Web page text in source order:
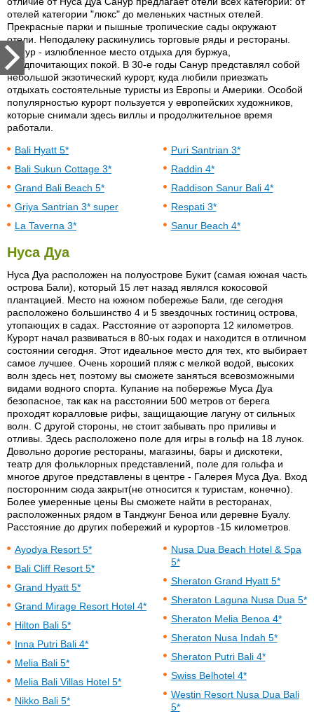
отелей категории "люкс" до меленьких частных отелей.
Прекрасные парки и пышные тропические сады окружают
отели. Неподалеку раскинулись торговые ряды и рестораны.
Санур - излюбленное место отдыха для буржуа,
предпочитающих покой. В 30-е годы Санур представлял собой
небольшой экзотический курорт, куда любили приезжать
отдыхать состоятельные туристы из Европы и Америки. Особой
популярностью курорт пользуется у европейских художников,
которые снимали здесь виллы и продолжительное время
работали.
Bali Hyatt 5*
Bali Sukun Cottage 3*
Grand Bali Beach 5*
Griya Santrian 3* super
La Taverna 3*
Puri Santrian 3*
Raddin 4*
Raddison Sanur Bali 4*
Respati 3*
Sanur Beach 4*
Нуса Дуа
Нуса Дуа расположен на полуострове Букит (самая южная часть
острова Бали), который 15 лет назад являлся кокосовой
плантацией. Место на южном побережье Бали, где сегодня
расположено большинство 4 и 5 звездочных гостиниц острова,
утопающих в садах. Расстояние от аэропорта 12 километров.
Курорт начал развиваться в 80-ых годах и находится в отличном
состоянии сегодня. Этот идеальное место для тех, кто выбирает
самое лучшее. Очень хороший пляж с мелкой водой, высоких
волн здесь нет, поэтому вы сможете заняться всевозможными
видами водного спорта. Купание на побережье Муса Дуа
безопасное, так как на расстоянии 500 метров от берега
проходят коралловые рифы, защищающие лагуну от сильных
волн. С другой стороны, не стоит забывать про приливы и
отливы. Здесь расположено поле для игры в гольф на 18 лунок.
Довольно дорогие рестораны, магазины, бары и дискотеки,
театр для фольклорных представлений, поле для гольфа и
многое другое представлены в центре - Галерея Муса Дуа. Вход
посторонним сюда закрыт(не относится к туристам, конечно).
Более умеренные цены Вы сможете найти в ресторанах,
расположенных рядом в Танджунг Беноа или деревне Буалу.
Расстояние до других побережий и курортов -15 километров.
Ayodya Resort 5*
Bali Cliff Resort 5*
Grand Hyatt 5*
Grand Mirage Resort Hotel 4*
Hilton Bali 5*
Inna Putri Bali 4*
Melia Bali 5*
Melia Bali Villas Hotel 5*
Nikko Bali 5*
Nusa Dua Beach Hotel & Spa
5*
Sheraton Grand Hyatt 5*
Sheraton Laguna Nusa Dua 5*
Sheraton Melia Benoa 4*
Sheraton Nusa Indah 5*
Sheraton Putri Bali 4*
Swiss Belhotel 4*
Westin Resort Nusa Dua Bali
5*